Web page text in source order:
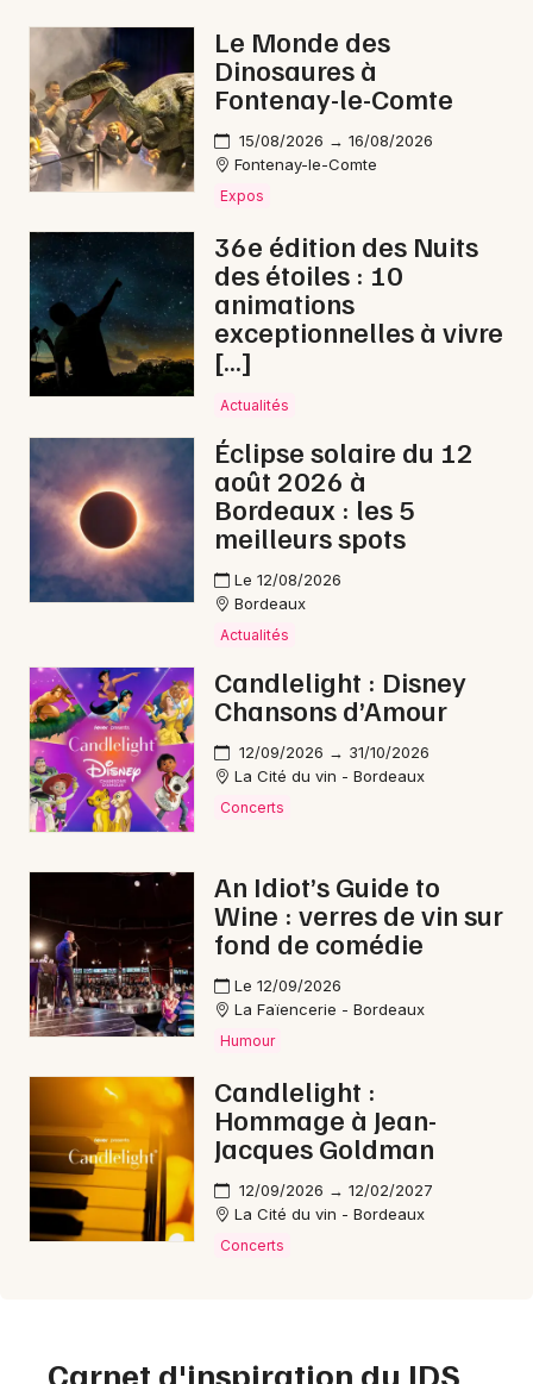
Actus à Bordeaux
Magazine à Bordeaux
Choisir mes départements
Mon email
Je m'abonne
Le Monde des
Dinosaures à
Fontenay-le-Comte
15/08/2026 → 16/08/2026
Fontenay-le-Comte
Expos
36e édition des Nuits
des étoiles : 10
animations
exceptionnelles à vivre
[…]
Actualités
Éclipse solaire du 12
août 2026 à
Bordeaux : les 5
meilleurs spots
Le 12/08/2026
Bordeaux
Actualités
Candlelight : Disney
Chansons d’Amour
12/09/2026 → 31/10/2026
La Cité du vin - Bordeaux
Concerts
An Idiot’s Guide to
Wine : verres de vin sur
fond de comédie
Le 12/09/2026
La Faïencerie - Bordeaux
Humour
Candlelight :
Hommage à Jean-
Jacques Goldman
12/09/2026 → 12/02/2027
La Cité du vin - Bordeaux
Concerts
Carnet d'inspiration du JDS